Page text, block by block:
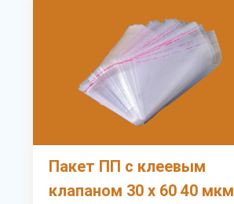
Пакет ПП с клеевым
клапаном 30 х 60 40 мкм